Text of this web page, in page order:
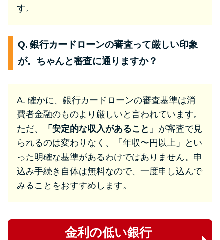
す。
Q. 銀行カードローンの審査って厳しい印象
が。ちゃんと審査に通りますか？
A. 確かに、銀行カードローンの審査基準は消
費者金融のものより厳しいと言われています。
ただ、
「安定的な収入があること」 が審査で見
られるのは変わりなく、「年収〜円以上」とい
った明確な基準があるわけではありません。申
込み手続き自体は無料なので、一度申し込んで
みることをおすすめします。
金利の低い銀行